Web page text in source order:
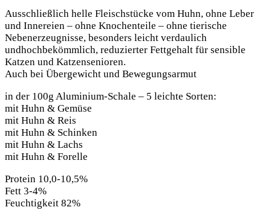
Ausschließlich helle Fleischstücke vom Huhn, ohne Leber
und Innereien – ohne Knochenteile – ohne tierische
Nebenerzeugnisse, besonders leicht verdaulich
undhochbekömmlich, reduzierter Fettgehalt für sensible
Katzen und Katzensenioren.
Auch bei Übergewicht und Bewegungsarmut
in der 100g Aluminium-Schale – 5 leichte Sorten:
mit Huhn & Gemüse
mit Huhn & Reis
mit Huhn & Schinken
mit Huhn & Lachs
mit Huhn & Forelle
Protein 10,0-10,5%
Fett 3-4%
Feuchtigkeit 82%